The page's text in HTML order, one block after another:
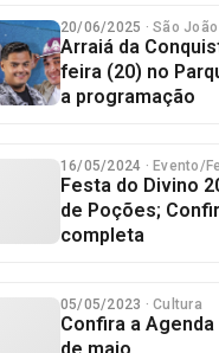
20/06/2025 · São João
Arraiá da
feira (20) no
a programação
16/05/2024 · Evento/
Festa do Divino
de Poções;
completa
05/05/2023 · Cultura
Confira a